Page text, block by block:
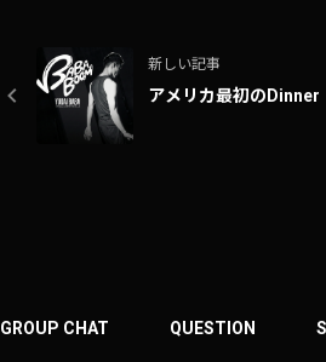
新しい記事
アメリカ最初のDinner
GROUP CHAT QUESTION